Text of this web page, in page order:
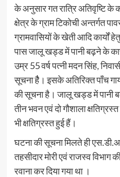
के अनुसार गत रात्रि अतिवृष्टि के
क्षेत्र के ग्राम टिकोची अन्तर्गत
ग्रामवासियों के खेती आदि कार्यों
पास जालू खड्ड में पानी बढ़ने के
उम्र 55 वर्ष पत्नी मदन सिंह,
सूचना हैै। इसके अतिरिक्त पॉंच
की सूचना है। जालू खड्ड में पानी
तीन भवन एवं दो गौशाला
भी क्षतिग्रस्त हुई हैं।
घटना की सूचना मिलते ही
तहसीदार मोरी एवं राजस्व विभाग
रवाना कर दिया गया था ।